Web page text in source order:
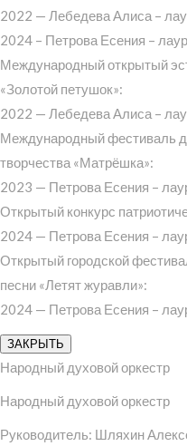
2022 — Лебедева Алиса –
2024 – Петрова Есения –
Международный открытый
«Золотой петушок»:
2022 — Лебедева Алиса –
Международный фестиваль
творчества «Матрёшка»:
2023 — Петрова Есения –
Открытый конкурс
2024 — Петрова Есения –
Открытый городской
песни «Летят журавли»:
2024 — Петрова Есения –
ЗАКРЫТЬ
Народный духовой оркестр
Народный духовой оркестр
Руководитель: Шляхин